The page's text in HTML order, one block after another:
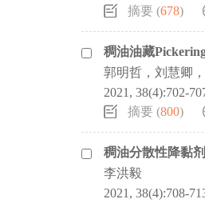
摘要 (678)
稠油油藏
郭明哲，刘慧卿
2021, 38(4):702-
摘要 (800)
稠油分散性降黏
李洪毅
2021, 38(4):708-